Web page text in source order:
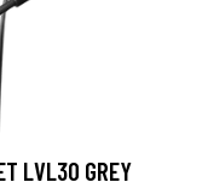
LVL30 GREY